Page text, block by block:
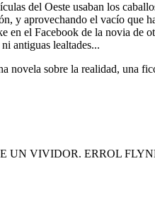
del Oeste usaban los
y aprovechando el vacío que
el Facebook de la novia de
antiguas lealtades...
sobre la realidad, una
UN VIVIDOR. ERROL